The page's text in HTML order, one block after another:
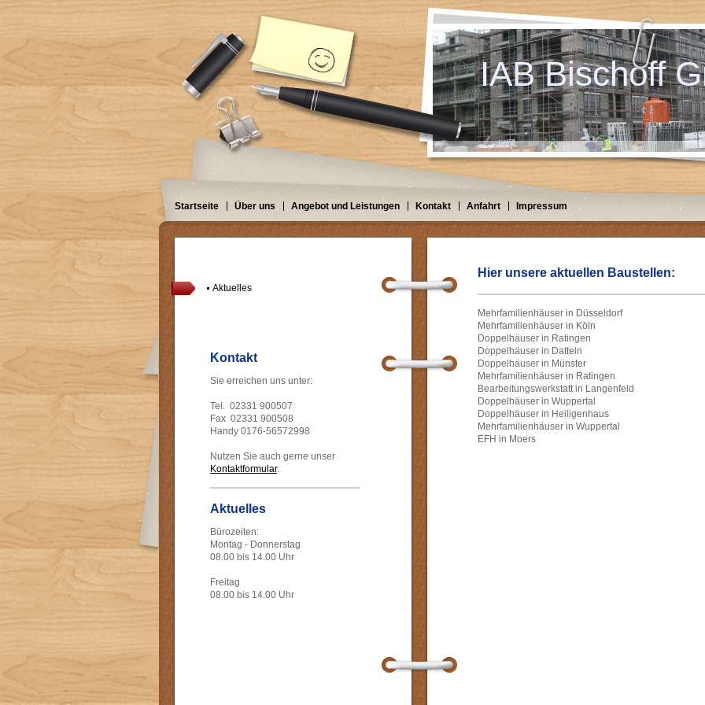
IAB Bischoff
Startseite Über uns Angebot und Leistungen Kontakt Anfahrt Impressum
Hier unsere aktuellen Baustellen:
Mehrfamilienhäuser in Düsseldorf
Mehrfamilienhäuser in Köln
Doppelhäuser in Ratingen
Doppelhäuser in Datteln
Doppelhäuser in Münster
Mehrfamilienhäuser in Ratingen
Bearbeitungswerkstatt in Langenfeld
Doppelhäuser in Wuppertal
Doppelhäuser in Heiligenhaus
Mehrfamilienhäuser in Wuppertal
EFH in Moers
Aktuelles
Kontakt
Sie erreichen uns unter:
Tel. 02331 900507
Fax 02331 900508
Handy 0176-56572998
Nutzen Sie auch gerne unser
Kontaktformular.
Aktuelles
Bürozeiten:
Montag - Donnerstag
08.00 bis 14.00 Uhr
Freitag
08.00 bis 14.00 Uhr